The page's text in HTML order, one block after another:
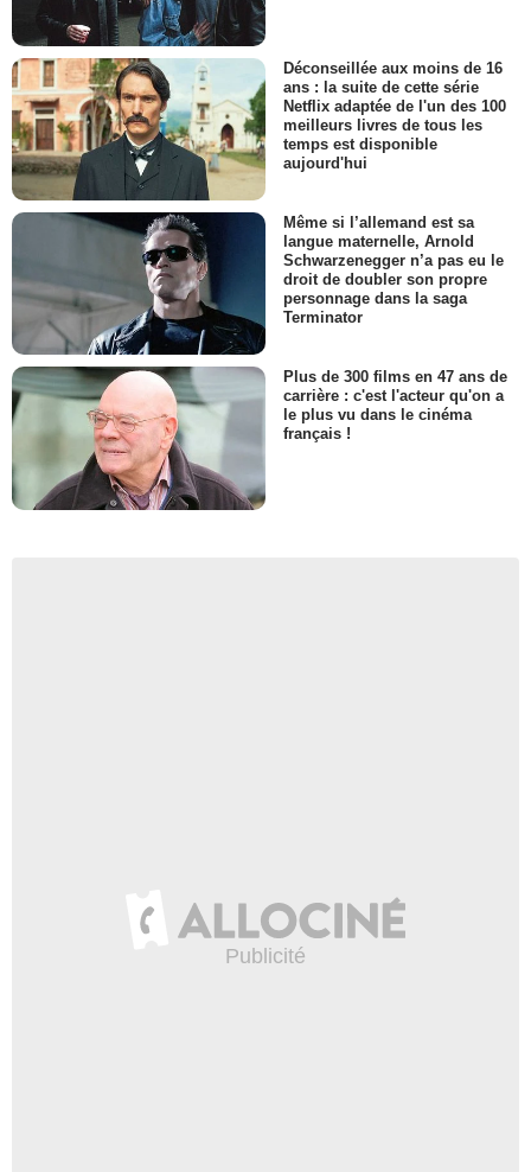
Déconseillée aux moins de 16
ans : la suite de cette série
Netflix adaptée de l'un des 100
meilleurs livres de tous les
temps est disponible
aujourd'hui
Même si l’allemand est sa
langue maternelle, Arnold
Schwarzenegger n’a pas eu le
droit de doubler son propre
personnage dans la saga
Terminator
Plus de 300 films en 47 ans de
carrière : c'est l'acteur qu'on a
le plus vu dans le cinéma
français !